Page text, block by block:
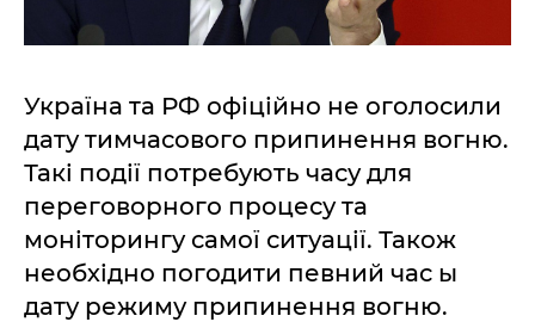
Україна та РФ офіційно не оголосили
дату тимчасового припинення вогню.
Такі події потребують часу для
переговорного процесу та
моніторингу самої ситуації. Також
необхідно погодити певний час ы
дату режиму припинення вогню.